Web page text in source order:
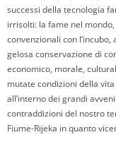
successi della tecnologia
irrisolti: la fame nel
convenzionali con
gelosa conservazione di
economico, morale,
mutate condizioni della
all’interno dei grandi
contraddizioni del nostro
Fiume-Rijeka in quanto